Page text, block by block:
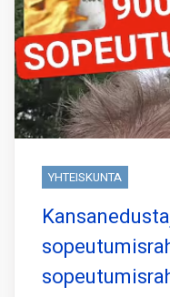
YHTEISKUNTA